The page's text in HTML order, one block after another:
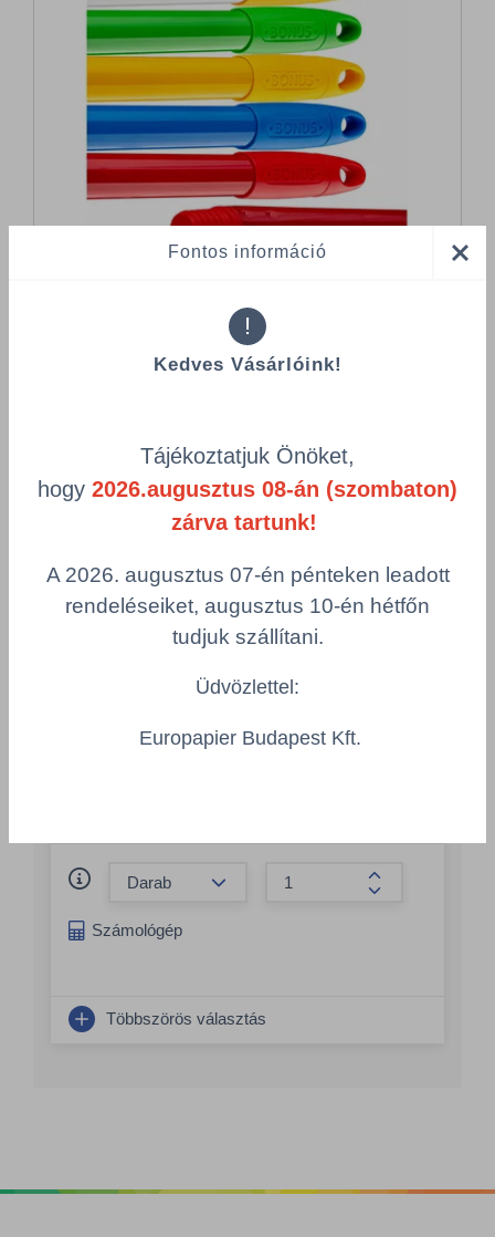
Összes termék (a rendezéshez - SZŰRÉS - kattints a lenti
product-
grid.filter.title.mobile
Visszaállítás
Heavy Duty felmosó nyél 140 cm HACCP
Szín
Összeg
Számológép
Többszörös választás
Fontos információ
!
Kedves Vásárlóink!
Tájékoztatjuk Önöket,
hogy 2026.augusztus 08-án (szombaton)
zárva tartunk!
A 2026. augusztus 07-én pénteken leadott
rendeléseiket, augusztus 10-én hétfőn
tudjuk szállítani.
Üdvözlettel:
Europapier Budapest Kft.